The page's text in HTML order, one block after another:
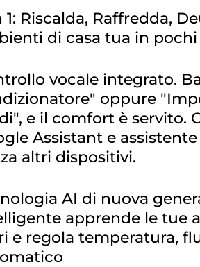
1: Riscalda, Raffredda,
di casa tua in
vocale integrato.
oppure
e il comfort è servito.
Assistant e
altri dispositivi.
AI di nuova
apprende le tue
e regola temperatura,